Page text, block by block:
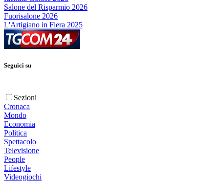
Salone del Risparmio 2026
Fuorisalone 2026
L'Artigiano in Fiera 2025
Seguici su
Sezioni
Cronaca
Mondo
Economia
Politica
Spettacolo
Televisione
People
Lifestyle
Videogiochi